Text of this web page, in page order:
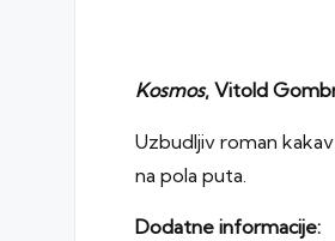
Kosmos, Vitold
Uzbudljiv roman
na pola puta.
Dodatne informacije: